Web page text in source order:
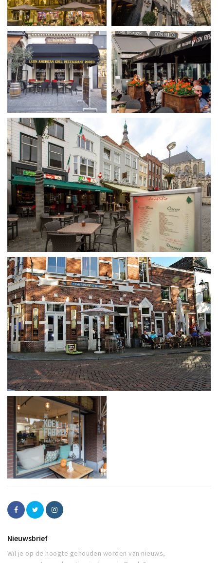
Nieuwsbrief
Wil je op de hoogte gehouden worden van nieuws,